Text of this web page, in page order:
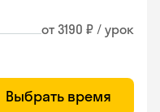
от 3190 ₽ / урок
Выбрать время